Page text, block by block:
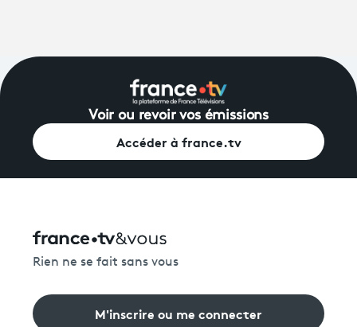
Voir ou revoir vos émissions
Accéder à france.tv
Rien ne se fait sans vous
M'inscrire ou me connecter